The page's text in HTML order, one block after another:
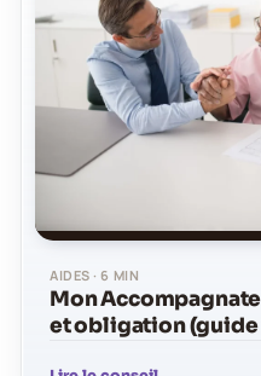
AIDES · 6 MIN
Mon
et obligation